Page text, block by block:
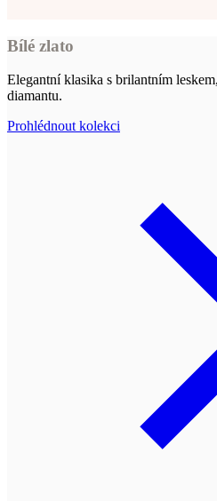
Bílé zlato
Elegantní klasika s brilantním
diamantu.
Prohlédnout kolekci